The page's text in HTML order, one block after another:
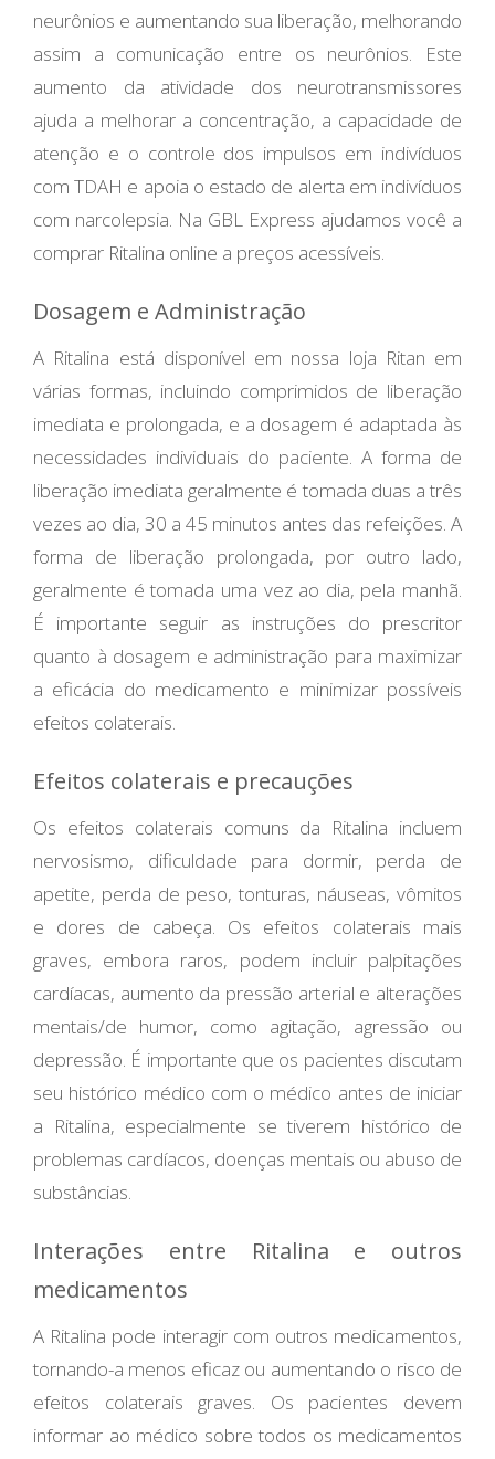
neurônios e aumentando sua liberação, melhorando
assim a comunicação entre os neurônios. Este
aumento da atividade dos neurotransmissores
ajuda a melhorar a concentração, a capacidade de
atenção e o controle dos impulsos em indivíduos
com TDAH e apoia o estado de alerta em indivíduos
com narcolepsia. Na GBL Express ajudamos você a
comprar Ritalina online a preços acessíveis.
Dosagem e Administração
A Ritalina está disponível em nossa loja Ritan em
várias formas, incluindo comprimidos de liberação
imediata e prolongada, e a dosagem é adaptada às
necessidades individuais do paciente. A forma de
liberação imediata geralmente é tomada duas a três
vezes ao dia, 30 a 45 minutos antes das refeições. A
forma de liberação prolongada, por outro lado,
geralmente é tomada uma vez ao dia, pela manhã.
É importante seguir as instruções do prescritor
quanto à dosagem e administração para maximizar
a eficácia do medicamento e minimizar possíveis
efeitos colaterais.
Efeitos colaterais e precauções
Os efeitos colaterais comuns da Ritalina incluem
nervosismo, dificuldade para dormir, perda de
apetite, perda de peso, tonturas, náuseas, vômitos
e dores de cabeça. Os efeitos colaterais mais
graves, embora raros, podem incluir palpitações
cardíacas, aumento da pressão arterial e alterações
mentais/de humor, como agitação, agressão ou
depressão. É importante que os pacientes discutam
seu histórico médico com o médico antes de iniciar
a Ritalina, especialmente se tiverem histórico de
problemas cardíacos, doenças mentais ou abuso de
substâncias.
Interações entre Ritalina e outros
medicamentos
A Ritalina pode interagir com outros medicamentos,
tornando-a menos eficaz ou aumentando o risco de
efeitos colaterais graves. Os pacientes devem
informar ao médico sobre todos os medicamentos